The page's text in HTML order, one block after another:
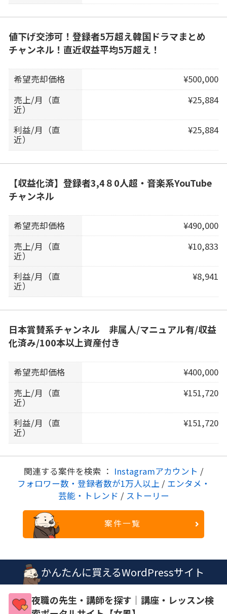
値下げ交渉可！登録者5万超え韓国ドラマまとめ
チャンネル！直近収益平均5万超え！
希望売却価格
¥500,000
売上/月（直
近）
¥25,884
利益/月（直
近）
¥25,884
【収益化済】登録者3,4８0人超・音楽系YouTube
チャンネル
希望売却価格
¥490,000
売上/月（直
近）
¥10,833
利益/月（直
近）
¥8,941
日本賞賛系チャンネル 非属人/マニュアル有/収益
化済み/100本以上資産付き
希望売却価格
¥400,000
売上/月（直
近）
¥151,720
利益/月（直
近）
¥151,720
関連する案件を検索 ： Instagramアカウント /
フォロワー数・登録者数が1万人以上 / エンタメ・
芸能・トレンド / ストーリー
案件一覧
かんたんに買えるWordPressサイト
夜職の先生・講師を探す｜講座・レッスン検